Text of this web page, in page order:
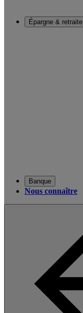
Épargne & retraite
Banque
Nous connaître